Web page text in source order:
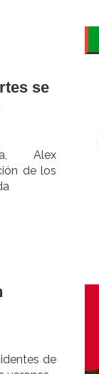
se
Alex
de los
de